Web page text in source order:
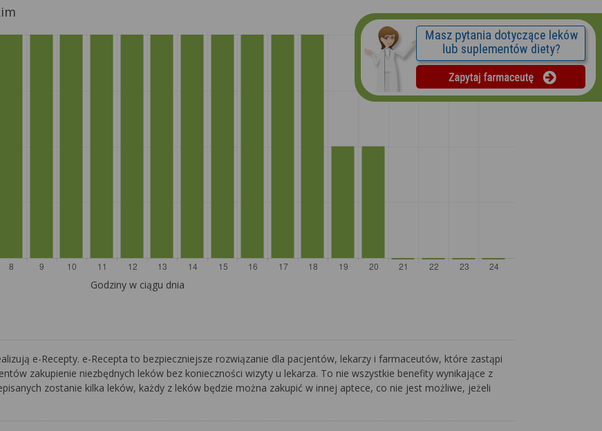
Godziny w ciągu dnia
e-Recepty. e-Recepta to bezpieczniejsze rozwiązanie dla pacjentów, lekarzy i farmaceutów, które zastąpi
zakupienie niezbędnych leków bez konieczności wizyty u lekarza. To nie wszystkie benefity wynikające z
zostanie kilka leków, każdy z leków będzie można zakupić w innej aptece, co nie jest możliwe, jeżeli